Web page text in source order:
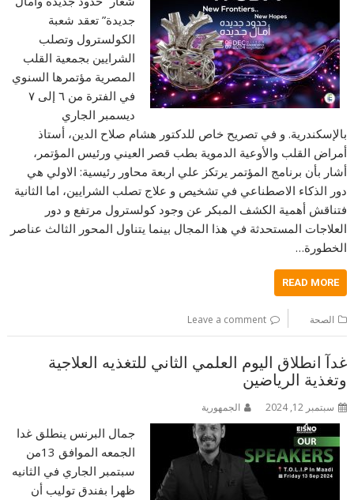
جديدة” تعقد شعبة
الكولسترول وتصلب
الشرايين بجمعية القلب
المصرية مؤتمرها السنوي
في الفترة من ٦ إلى ٧
ديسمبر الجاري
بالإسكندرية. و في تصريح خاص للدكتور هشام صلاح الدين، أستاذ
أمراض القلب والأوعية الدموية بطب قصر العيني ورئيس المؤتمر،
أشار بأن برنامج المؤتمر يرتكز علي اربعة محاور رئيسية: الاولي هي
دور الذكاء الاصطناعي في تشخيص و علاج تصلب الشرايين، اما الثانية
فتناقش أهمية الكشف المبكر عن وجود كولسترول مرتفع و دور
العلاجات المستحدثة في هذا المجال بينما يتناول المحور الثالث عناصر
الخطورة…
READ MORE
الصحة Leave a comment
غدآ انطلاق اليوم العلمي الثاني للتغذيه العلاجية
وتغذية الرياضين
سبتمبر 12, 2024 الجمهورية
جمال البرنس ينطلق غدا
الجمعه الموافق 13من
سبتمبر الجاري في الثانيه
ظهرا بفندق توليب أن